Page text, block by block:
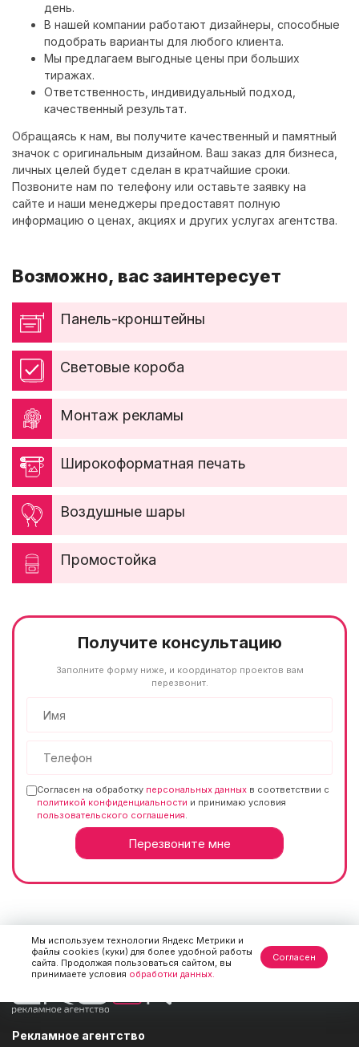
день.
В нашей компании работают дизайнеры, способные
подобрать варианты для любого клиента.
Мы предлагаем выгодные цены при больших
тиражах.
Ответственность, индивидуальный подход,
качественный результат.
Обращаясь к нам, вы получите качественный и памятный
значок с оригинальным дизайном. Ваш заказ для бизнеса,
личных целей будет сделан в кратчайшие сроки.
Позвоните нам по телефону или оставьте заявку на
сайте и наши менеджеры предоставят полную
информацию о ценах, акциях и других услугах агентства.
Возможно, вас заинтересует
Панель-кронштейны
Световые короба
Монтаж рекламы
Широкоформатная печать
Воздушные шары
Промостойка
Получите консультацию
Заполните форму ниже, и координатор проектов вам
перезвонит.
Согласен на обработку персональных данных в соответствии с
политикой конфиденциальности и принимаю условия
пользовательского соглашения.
Рекламное агентство
Мы используем технологии Яндекс Метрики и
файлы cookies (куки) для более удобной работы
сайта. Продолжая пользоваться сайтом, вы
принимаете условия обработки данных.
Согласен